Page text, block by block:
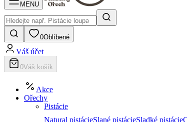
MENU
0Oblíbené
Váš účet
0Váš košík
Akce
Ořechy
Pistácie
Natural pistácieSlané pistácieSladké pistácie